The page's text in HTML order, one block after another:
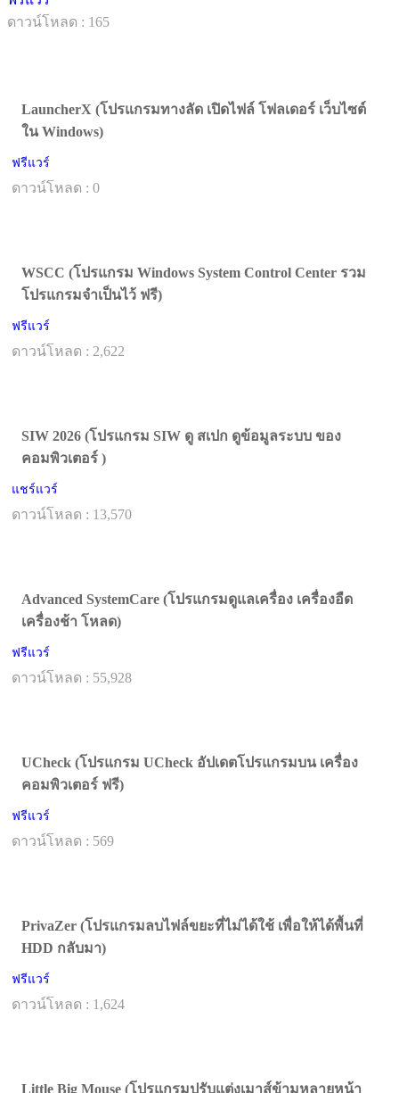
ดาวน์โหลด : 165
LauncherX (โปรแกรมทางลัด เปิดไฟล์ โฟลเดอร์ เว็บไซต์
ใน Windows)
ฟรีแวร์
ดาวน์โหลด : 0
WSCC (โปรแกรม Windows System Control Center รวม
โปรแกรมจำเป็นไว้ ฟรี)
ฟรีแวร์
ดาวน์โหลด : 2,622
SIW 2026 (โปรแกรม SIW ดู สเปก ดูข้อมูลระบบ ของ
คอมพิวเตอร์ )
แชร์แวร์
ดาวน์โหลด : 13,570
Advanced SystemCare (โปรแกรมดูแลเครื่อง เครื่องอืด
เครื่องช้า โหลด)
ฟรีแวร์
ดาวน์โหลด : 55,928
UCheck (โปรแกรม UCheck อัปเดตโปรแกรมบน เครื่อง
คอมพิวเตอร์ ฟรี)
ฟรีแวร์
ดาวน์โหลด : 569
PrivaZer (โปรแกรมลบไฟล์ขยะที่ไม่ได้ใช้ เพื่อให้ได้พื้นที่
HDD กลับมา)
ฟรีแวร์
ดาวน์โหลด : 1,624
Little Big Mouse (โปรแกรมปรับแต่งเมาส์ข้ามหลายหน้า